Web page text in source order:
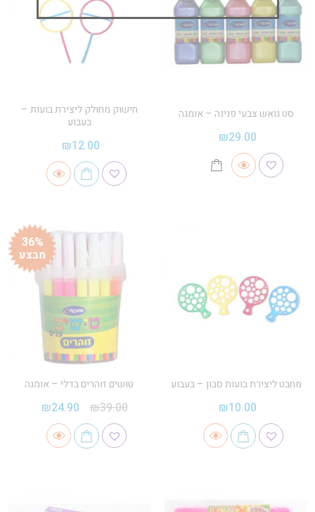
סט גואש צבעי פנינה – אומגה
₪29.00
חישוק מחולק ליצירת בועות –
בעבוע
₪12.00
מחבט ליצירת בועות סבון – בעבוע
₪10.00
36%
מבצע
טושים זוהרים בדלי – אומגה
₪39.00
₪24.90